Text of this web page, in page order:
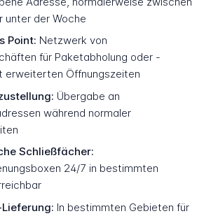
unter der Woche
Point: Netzwerk von
für Paketabholung oder -
erweiterten Öffnungszeiten
Übergabe an
während normaler
Schließfächer:
24/7 in bestimmten
In bestimmten Gebieten für